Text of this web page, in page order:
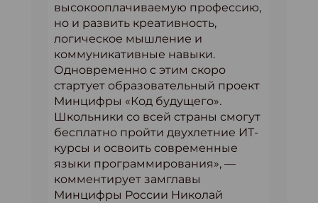
высокооплачиваемую профессию,
но и развить креативность,
логическое мышление и
коммуникативные навыки.
Одновременно с этим скоро
стартует образовательный проект
Минцифры «Код будущего».
Школьники со всей страны смогут
бесплатно пройти двухлетние ИТ-
курсы и освоить современные
языки программирования», —
комментирует замглавы
Минцифры России Николай